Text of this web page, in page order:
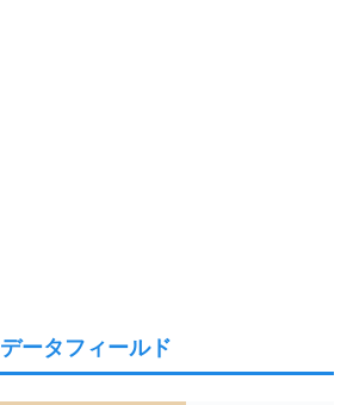
データフィールド